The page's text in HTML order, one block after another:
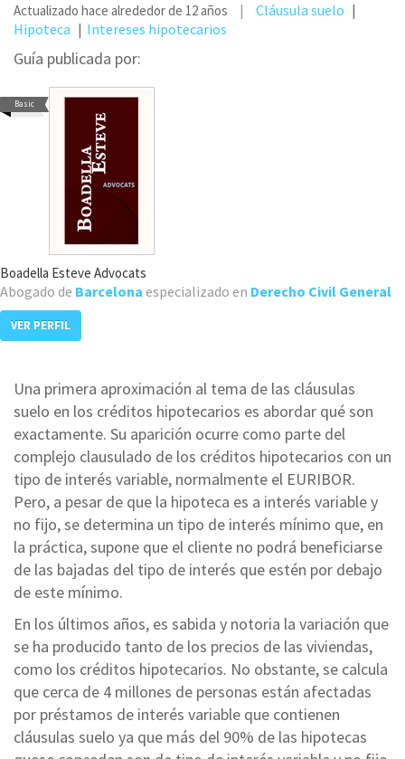
Actualizado hace alrededor de 12 años
Cláusula suelo
Hipoteca
Intereses hipotecarios
Guía publicada por:
Basic
Boadella Esteve Advocats
Abogado de Barcelona especializado en Derecho Civil General
VER PERFIL
Una primera aproximación al tema de las cláusulas
suelo en los créditos hipotecarios es abordar qué son
exactamente. Su aparición ocurre como parte del
complejo clausulado de los créditos hipotecarios con un
tipo de interés variable, normalmente el EURIBOR.
Pero, a pesar de que la hipoteca es a interés variable y
no fijo, se determina un tipo de interés mínimo que, en
la práctica, supone que el cliente no podrá beneficiarse
de las bajadas del tipo de interés que estén por debajo
de este mínimo.
En los últimos años, es sabida y notoria la variación que
se ha producido tanto de los precios de las viviendas,
como los créditos hipotecarios. No obstante, se calcula
que cerca de 4 millones de personas están afectadas
por préstamos de interés variable que contienen
cláusulas suelo ya que más del 90% de las hipotecas